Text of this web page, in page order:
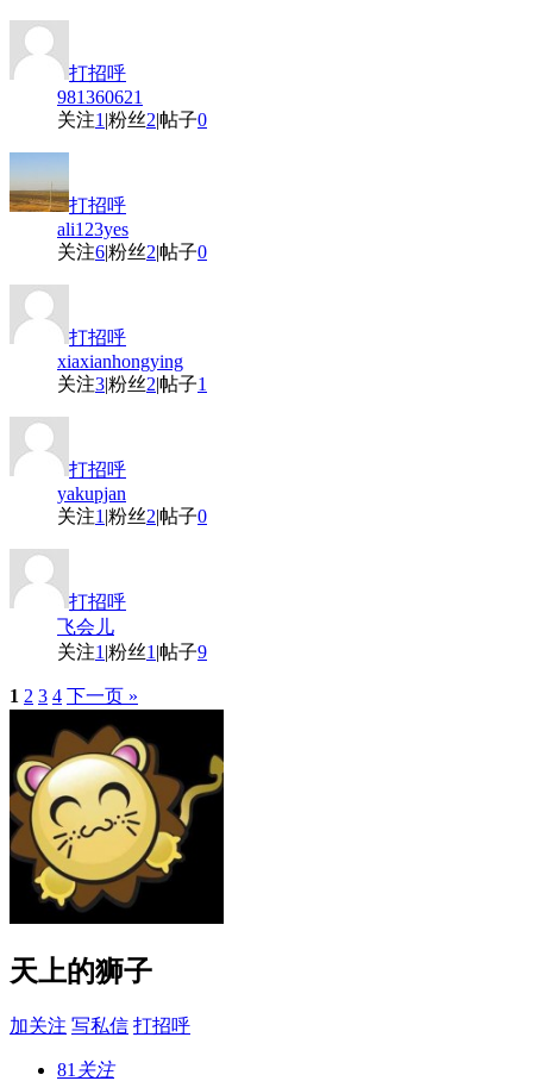
打招呼
981360621
关注1 |粉丝2|帖子0
打招呼
ali123yes
关注6|粉丝2|帖子0
打招呼
xiaxianhongying
关注3|粉丝2|帖子1
打招呼
yakupjan
关注1 |粉丝2|帖子0
打招呼
飞会儿
关注1 |粉丝1 |帖子9
1 2 3 4 下一页 »
天上的狮子
加关注 写私信 打招呼
81 关注